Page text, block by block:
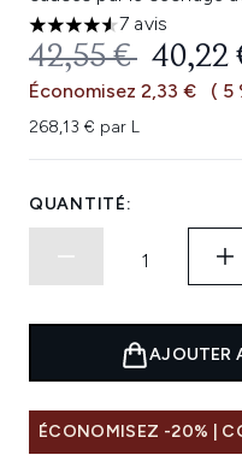
4.57 étoiles sur un
7 avis
PRIX DE
42,55 € PRIX
40,22
Économisez 2,33 € ( 5
268,13 € par L
QUANTITÉ:
AJOUTER
ÉCONOMISEZ -20% |